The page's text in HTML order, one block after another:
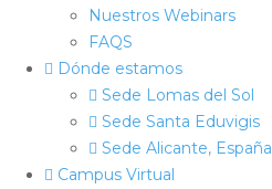
Nuestros Webinars
FAQS
Dónde estamos
Sede Lomas del Sol
Sede Santa Eduvigis
Sede Alicante, España
Campus Virtual